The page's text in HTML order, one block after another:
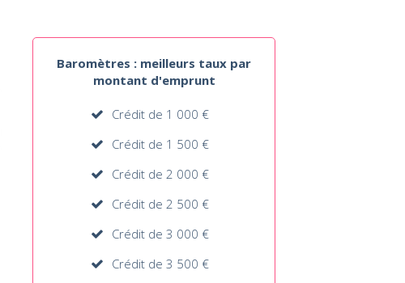
Baromètres : meilleurs taux par
montant d'emprunt
Crédit de 1 000 €
Crédit de 1 500 €
Crédit de 2 000 €
Crédit de 2 500 €
Crédit de 3 000 €
Crédit de 3 500 €